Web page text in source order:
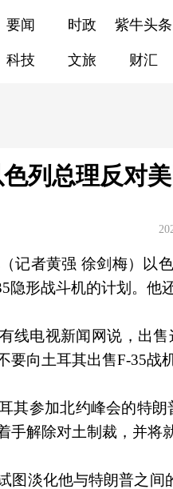
要闻 时政 紫牛头条
科技 文旅 财汇
色列总理反对
记者黄强 徐剑梅）以
隐形战斗机的计划。他
线电视新闻网说，出
要向土耳其出售F-35战
其参加北约峰会的特
手解除对土制裁，并将
图淡化他与特朗普之